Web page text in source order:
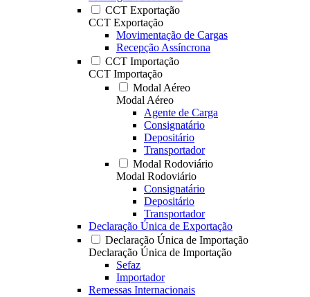
CCT Exportação
CCT Exportação
Movimentação de Cargas
Recepção Assíncrona
CCT Importação
CCT Importação
Modal Aéreo
Modal Aéreo
Agente de Carga
Consignatário
Depositário
Transportador
Modal Rodoviário
Modal Rodoviário
Consignatário
Depositário
Transportador
Declaração Única de Exportação
Declaração Única de Importação
Declaração Única de Importação
Sefaz
Importador
Remessas Internacionais